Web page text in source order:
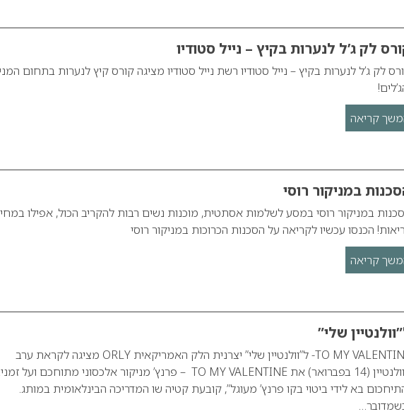
לק ג’ל לנערות בקיץ – נייל סטודיו
לק ג’ל לנערות בקיץ – נייל סטודיו רשת נייל סטודיו מציגה קורס קיץ לנערות בתחום
קריאה
במניקור רוסי
במניקור רוסי במסע לשלמות אסתטית, מוכנות נשים רבות להקריב הכול, אפילו
הכנסו עכשיו לקריאה על הסכנות הכרוכות במניקור רוסי
קריאה
שלי”
TO MY VALENTINE- ל”וולנטיין שלי” יצרנית הלק האמריקאית ORLY מציגה לקראת ערב
הוולנטיין (14 בפברואר) את TO MY VALENTINE – פרנץ’ מניקור אלכסוני מתוחכם ועל זמני.
בא לידי ביטוי בקו פרנץ’ מעוגל”, קובעת קטיה שו המדריכה הבינלאומית במותג.